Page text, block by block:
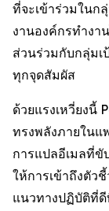
ที่จะเข้าร่วมในก
งานองค์กรทำงา
ส่วนร่วมกับกลุ่ม
ทุกจุดสัมผัส
ด้วยแรงเหวี่ยงนี้
ทรงพลังภายในแ
การแปลอีเมลที่
ให้การเข้าถึงตัว
แนวทางปฏิบัติที่